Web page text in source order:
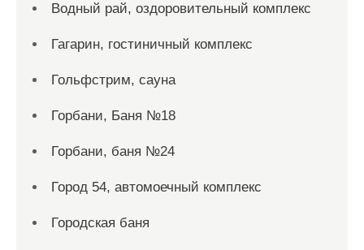
Водный рай, оздоровительный комплекс
Гагарин, гостиничный комплекс
Гольфстрим, сауна
Горбани, Баня №18
Горбани, баня №24
Город 54, автомоечный комплекс
Городская баня